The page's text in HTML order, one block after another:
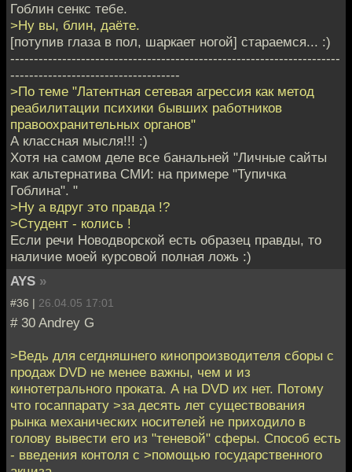
Гоблин сенкс тебе.
>Ну вы, блин, даёте.
[потупив глаза в пол, шаркает ногой] стараемся... :)
----------------------------------------------------------------------
------------------------------------
>По теме "Латентная сетевая агрессия как метод
реабилитации психики бывших работников
правоохранительных органов"
А классная мысля!!! :)
Хотя на самом деле все банальней "Личные сайты
как альтернатива СМИ: на примере "Тупичка
Гоблина". "
>Ну а вдруг это правда !?
>Студент - колись !
Если речи Новодворской есть образец правды, то
наличие моей курсовой полная ложь :)
AYS »
#36 | 26.04.05 17:01
# 30 Andrey G
>Ведь для сегдняшнего кинопроизводителя сборы с
продаж DVD не менее важны, чем и из
кинотетрального проката. А на DVD их нет. Потому
что госаппарату >за десять лет существования
рынка механических носителей не приходило в
голову вывести его из "теневой" сферы. Способ есть
- введения контоля с >помощью государственного